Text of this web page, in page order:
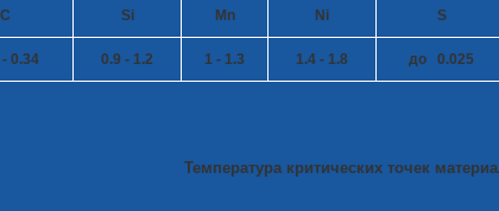
C Si Mn Ni S
0.34 0.9 - 1.2 1 - 1.3 1.4 - 1.8 до 0.025
Температура критических точек